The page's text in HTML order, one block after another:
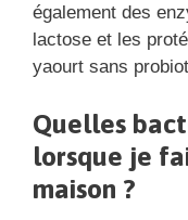
également des
lactose et les
yaourt sans
Quelles
lorsque je
maison ?